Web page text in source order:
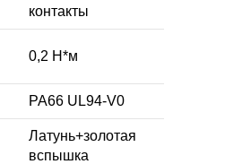
контакты
0,2 Н*м
PA66 UL94-V0
Латунь+золотая
вспышка